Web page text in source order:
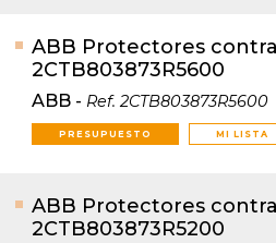
ABB Protectores
2CTB803873R5600
ABB - Ref. 2CTB803873R5600
PRESUPUESTO MI LISTA
ABB Protectores
2CTB803873R5200